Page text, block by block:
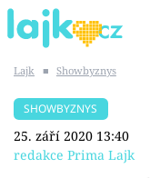
SHOPAHOLICADEL
Lajk ■ Showbyznys
SHOWBYZNYS
25. září 2020 13:40
redakce Prima Lajk